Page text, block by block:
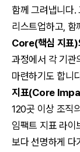
함께 그려냅니다.
리스트업하고, 함
Core(핵심 지표)
과정에서 각 기관
마련하기도 합니
지표(Core
120곳 이상 조직
임팩트 지표 라이
보다 선명하게 다